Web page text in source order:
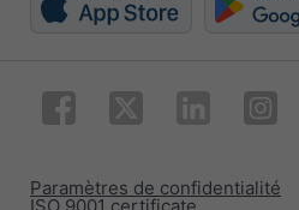
ISO 9001 certificate
Paramètres de confidentialité